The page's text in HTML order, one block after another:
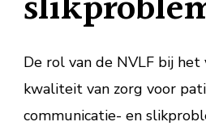
De rol van de NVLF bij
kwaliteit van zorg voor
communicatie- en